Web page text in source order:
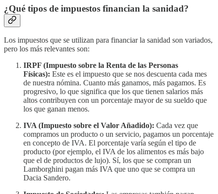
¿Qué tipos de impuestos financian la sanidad?
Los impuestos que se utilizan para financiar la sanidad son variados,
pero los más relevantes son:
IRPF (Impuesto sobre la Renta de las Personas
Físicas): Este es el impuesto que se nos descuenta cada mes
de nuestra nómina. Cuanto más ganamos, más pagamos. Es
progresivo, lo que significa que los que tienen salarios más
altos contribuyen con un porcentaje mayor de su sueldo que
los que ganan menos.
IVA (Impuesto sobre el Valor Añadido): Cada vez que
compramos un producto o un servicio, pagamos un porcentaje
en concepto de IVA. El porcentaje varía según el tipo de
producto (por ejemplo, el IVA de los alimentos es más bajo
que el de productos de lujo). Sí, los que se compran un
Lamborghini pagan más IVA que uno que se compra un
Dacia Sandero.